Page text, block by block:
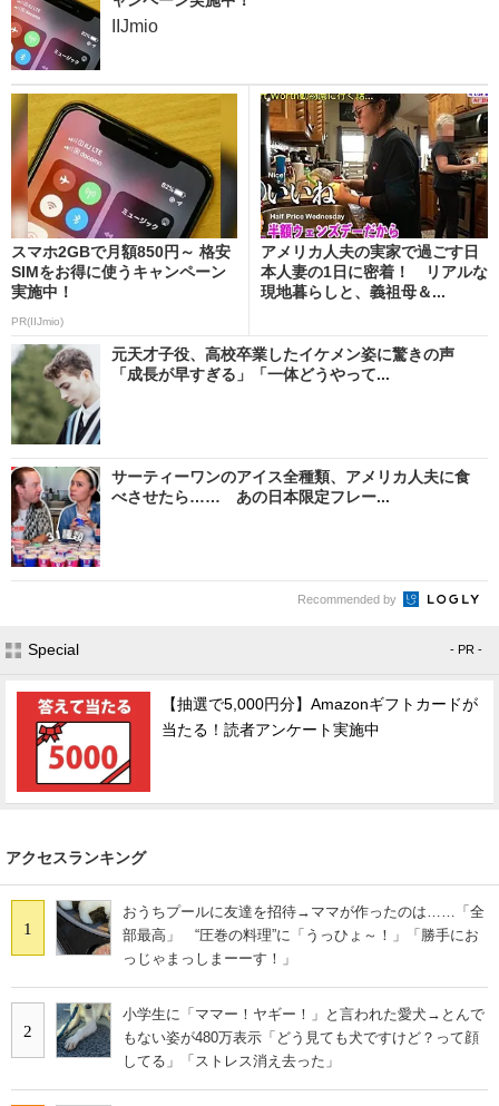
IIJmio
スマホ2GBで月額850円～ 格安
SIMをお得に使うキャンペーン
実施中！
PR(IIJmio)
アメリカ人夫の実家で過ごす日
本人妻の1日に密着！ リアルな
現地暮らしと、義祖母＆...
元天才子役、高校卒業したイケメン姿に驚きの声
「成長が早すぎる」「一体どうやって...
サーティーワンのアイス全種類、アメリカ人夫に食
べさせたら…… あの日本限定フレー...
Recommended by
Special - PR -
【抽選で5,000円分】Amazonギフトカードが
当たる！読者アンケート実施中
アクセスランキング
1
おうちプールに友達を招待→ママが作ったのは……「全
部最高」 “圧巻の料理”に「うっひょ～！」「勝手にお
っじゃまっしまーーす！」
2
小学生に「ママー！ヤギー！」と言われた愛犬→とんで
もない姿が480万表示「どう見ても犬ですけど？って顔
してる」「ストレス消え去った」